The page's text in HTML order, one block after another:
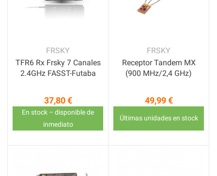
FRSKY
TFR6 Rx Frsky 7 Canales
2.4GHz FASST-Futaba
Precio
37,80 €
En stock – disponible de
inmediato
FRSKY
Receptor Tandem MX
(900 MHz/2,4 GHz)
Precio
49,99 €
Últimas unidades en stock